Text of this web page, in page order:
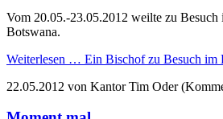
Vom 20.05.-23.05.2012 weilte zu
Botswana.
Weiterlesen … Ein Bischof zu Besuch im
22.05.2012 von Kantor Tim Oder